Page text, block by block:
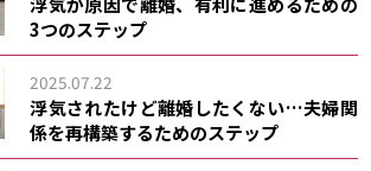
3つのステップ
2025.07.22
浮気されたけど離婚したくない…夫婦関
係を再構築するためのステップ